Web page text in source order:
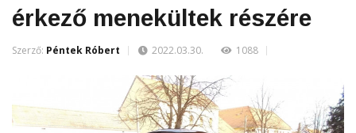
érkező menekültek részére
Szerző: Péntek Róbert 2022.03.30. 1088